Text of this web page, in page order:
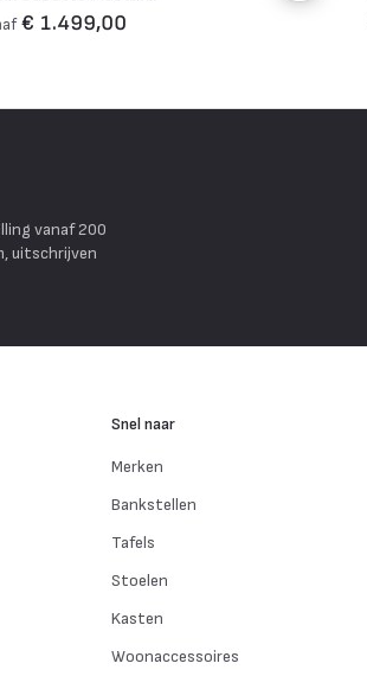
€ 1.499,00
vanaf 200
uitschrijven
Snel naar
Merken
Bankstellen
Tafels
Stoelen
Kasten
Woonaccessoires